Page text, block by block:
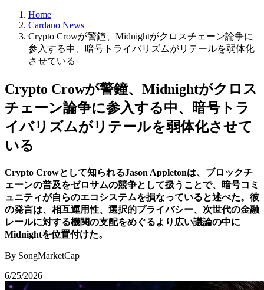
Home
Cardano News
Crypto Crowが警鐘、Midnightがクロスチェーン論争に
参入する中、暗号トライバリズムがリテールを弱体化
させている
Crypto Crowが警鐘、Midnightがクロス
チェーン論争に参入する中、暗号トラ
イバリズムがリテールを弱体化させて
いる
Crypto Crowとして知られるJason Appletonは、ブロックチ
ェーンの普及をゼロサムの競争として扱うことで、暗号コミ
ュニティが自らのエコシステムを損なっていると述べた。彼
の発言は、相互運用性、選択的プライバシー、次世代の金融
レールに対する機関の支配をめぐるより広い議論の中に
Midnightを位置付けた。
By SongMarketCap
6/25/2026